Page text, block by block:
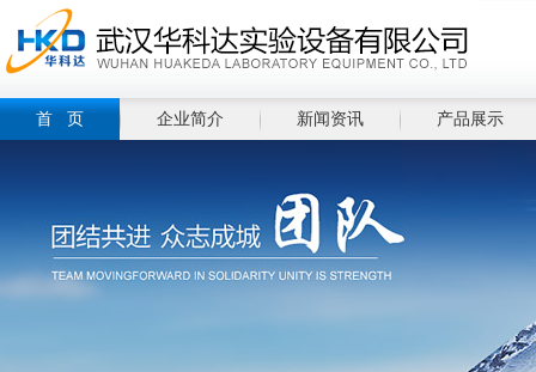
首 页 企业简介 新闻资讯 产品展示